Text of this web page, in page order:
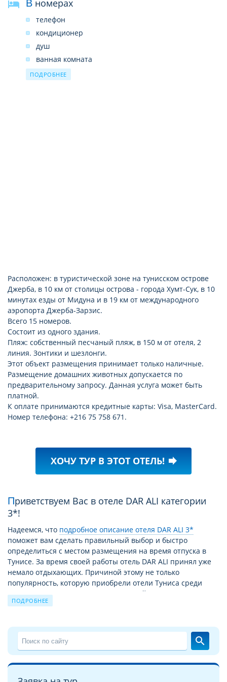
В номерах
телефон
кондиционер
душ
ванная комната
смена белья в номере 1 раз в неделю
ПОДРОБНЕЕ
Расположен: в туристической зоне на тунисском острове
Джерба, в 10 км от столицы острова - города Хумт-Сук, в 10
минутах езды от Мидуна и в 19 км от международного
аэропорта Джерба-Зарзис.
Всего 15 номеров.
Состоит из одного здания.
Пляж: собственный песчаный пляж, в 150 м от отеля, 2
линия. Зонтики и шезлонги.
Этот объект размещения принимает только наличные.
Размещение домашних животных допускается по
предварительному запросу. Данная услуга может быть
платной.
К оплате принимаются кредитные карты: Visa, MasterCard.
Номер телефона: +216 75 758 671.
ХОЧУ ТУР В ЭТОТ ОТЕЛЬ! forward
Приветствуем Вас в отеле DAR ALI категории
3*!
Надеемся, что подробное описание отеля DAR ALI 3*
поможет вам сделать правильный выбор и быстро
определиться с местом размещения на время отпуска в
Тунисе. За время своей работы отель DAR ALI принял уже
немало отдыхающих. Причиной этому не только
популярность, которую приобрели отели Туниса среди
наших соотечественников, но хороший уровень сервиса,
работа отеля по системе питания «Все включено» (All
зеленая территория отеля с ухоженными садами, близость
к основным туристическим достопримечательностям и
паркам, а также возможность посетить центры
бальнеотерапии и талассотерапии. Благодаря этому
путевка в DAR ALI 3* из года в год продолжает
пользоваться спросом. Проводя свой отпуск в отеле Dar Ali,
ПОДРОБНЕЕ
search